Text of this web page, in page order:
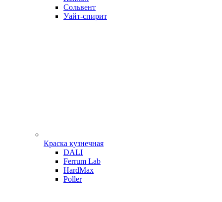
Сольвент
Уайт-спирит
Краска кузнечная
DALI
Ferrum Lab
HardMax
Poller